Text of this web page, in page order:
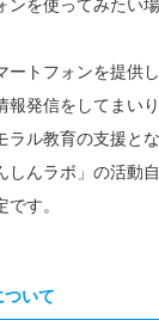
ートフォンを提供
報発信をしてまい
ラル教育の支援と
しんラボ」の活動
す。
ついて